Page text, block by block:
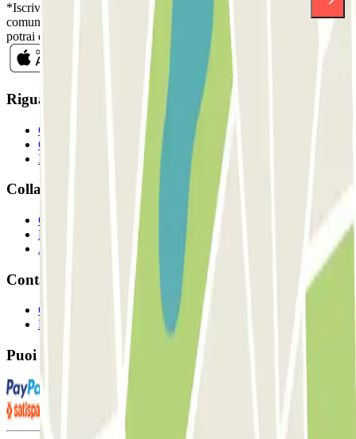
*Iscrivendoti, accetti la nostra Informativa sulla Privacy per ricevere
comunicazioni commerciali da Parclick. Senza alcun impegno,
potrai disiscriverti quando vuoi direttamente dalla stessa newsletter.
Riguardo a Parclcik
Chi siamo
Come funziona?
I Nostri Parcheggi
Collaboriamo?
Collaboratori
Proprietari di parcheggio
Affiliati
Contatto
Contattaci
FAQ
Puoi utilizzare questi metodi di pagamento: